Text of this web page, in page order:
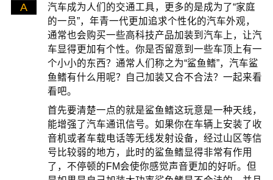
A
汽车成为人们的交通工具，更多的是成为了“家庭
的一员”，年青一代更加追求个性化的汽车外观，
通常也会购买一些高科技产品加装到汽车上，让汽
车显得更加有个性。你是否留意到一些车顶上有一
个小小的东西？通常人们称之为“鲨鱼鳍”，汽车鲨
鱼鳍有什么用呢？自己加装又合不合法？一起来看
看吧。
首先要清楚一点的就是鲨鱼鳍这玩意是一种天线，
能增强了汽车通讯信号。如果你在车辆上安装了收
音机或者车载电话等无线发射设备，经过山区等信
号比较弱的地方，此时的鲨鱼鳍显得非常有作用
了，不停顿的FM会使你感觉声音更加的好听。但